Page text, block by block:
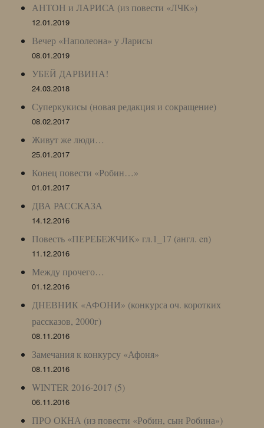
АНТОН и ЛАРИСА (из повести «ЛЧК»)
12.01.2019
Вечер «Наполеона» у Ларисы
08.01.2019
УБЕЙ ДАРВИНА!
24.03.2018
Суперкукисы (новая редакция и сокращение)
08.02.2017
Живут же люди…
25.01.2017
Конец повести «Робин…»
01.01.2017
ДВА РАССКАЗА
14.12.2016
Повесть «ПЕРЕБЕЖЧИК» гл.1_17 (англ. en)
11.12.2016
Между прочего…
01.12.2016
ДНЕВНИК «АФОНИ» (конкурса оч. коротких
рассказов, 2000г)
08.11.2016
Замечания к конкурсу «Афоня»
08.11.2016
WINTER 2016-2017 (5)
06.11.2016
ПРО ОКНА (из повести «Робин, сын Робина»)